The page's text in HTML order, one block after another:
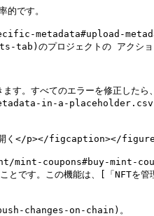
です。
metadata#upload-
のプロジェクトの アクション
ます。すべてのエラーを修正し
in-a-placeholder.csv-
く</p></figcaption></
mint-coupons#buy-mint-
この機能は、[「NFTを管
changes-on-chain)。